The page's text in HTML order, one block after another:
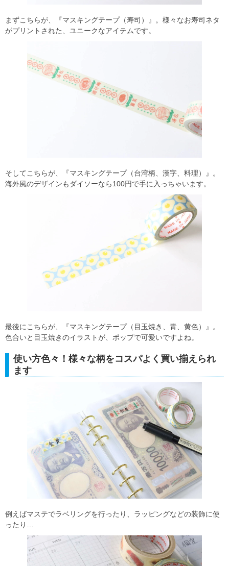
まずこちらが、『マスキングテープ（寿司）』。様々なお寿司ネタ
がプリントされた、ユニークなアイテムです。
そしてこちらが、『マスキングテープ（台湾柄、漢字、料理）』。
海外風のデザインもダイソーなら100円で手に入っちゃいます。
最後にこちらが、『マスキングテープ（目玉焼き、青、黄色）』。
色合いと目玉焼きのイラストが、ポップで可愛いですよね。
使い方色々！様々な柄をコスパよく買い揃えられ
ます
例えばマステでラベリングを行ったり、ラッピングなどの装飾に使
ったり…